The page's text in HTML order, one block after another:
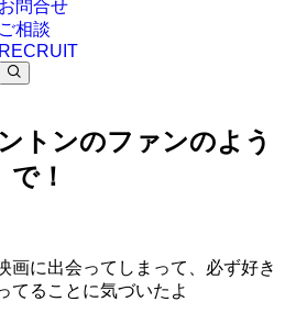
お問合せ
ご相談
RECRUIT
トンのファンのよう
で！
画に出会ってしまって、必ず好き
てることに気づいたよ